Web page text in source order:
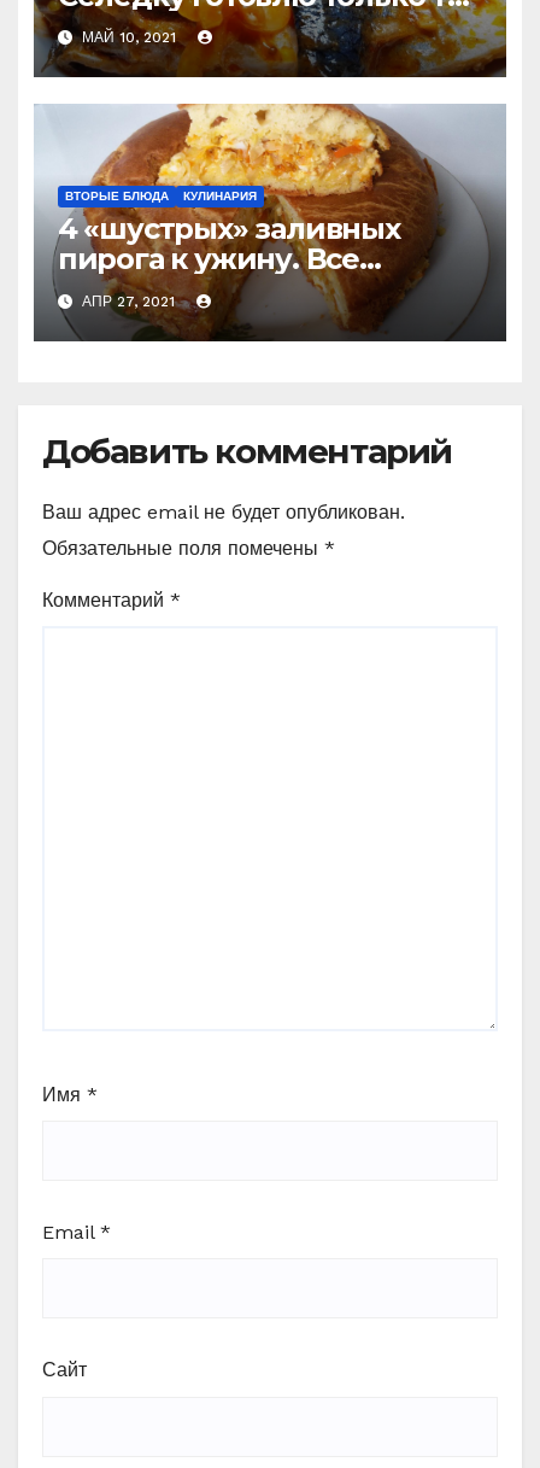
и не покупаю готовую
МАЙ 10, 2021
ВТОРЫЕ БЛЮДА КУЛИНАРИЯ
4 «шустрых» заливных
пирога к ужину. Все
перемешали и в духовку
(слишком просто, чтобы не
приготовить) Делюсь
АПР 27, 2021
Добавить комментарий
Ваш адрес email не будет опубликован.
Обязательные поля помечены *
Комментарий *
Имя *
Email *
Сайт